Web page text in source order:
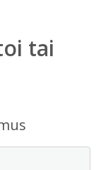
tai